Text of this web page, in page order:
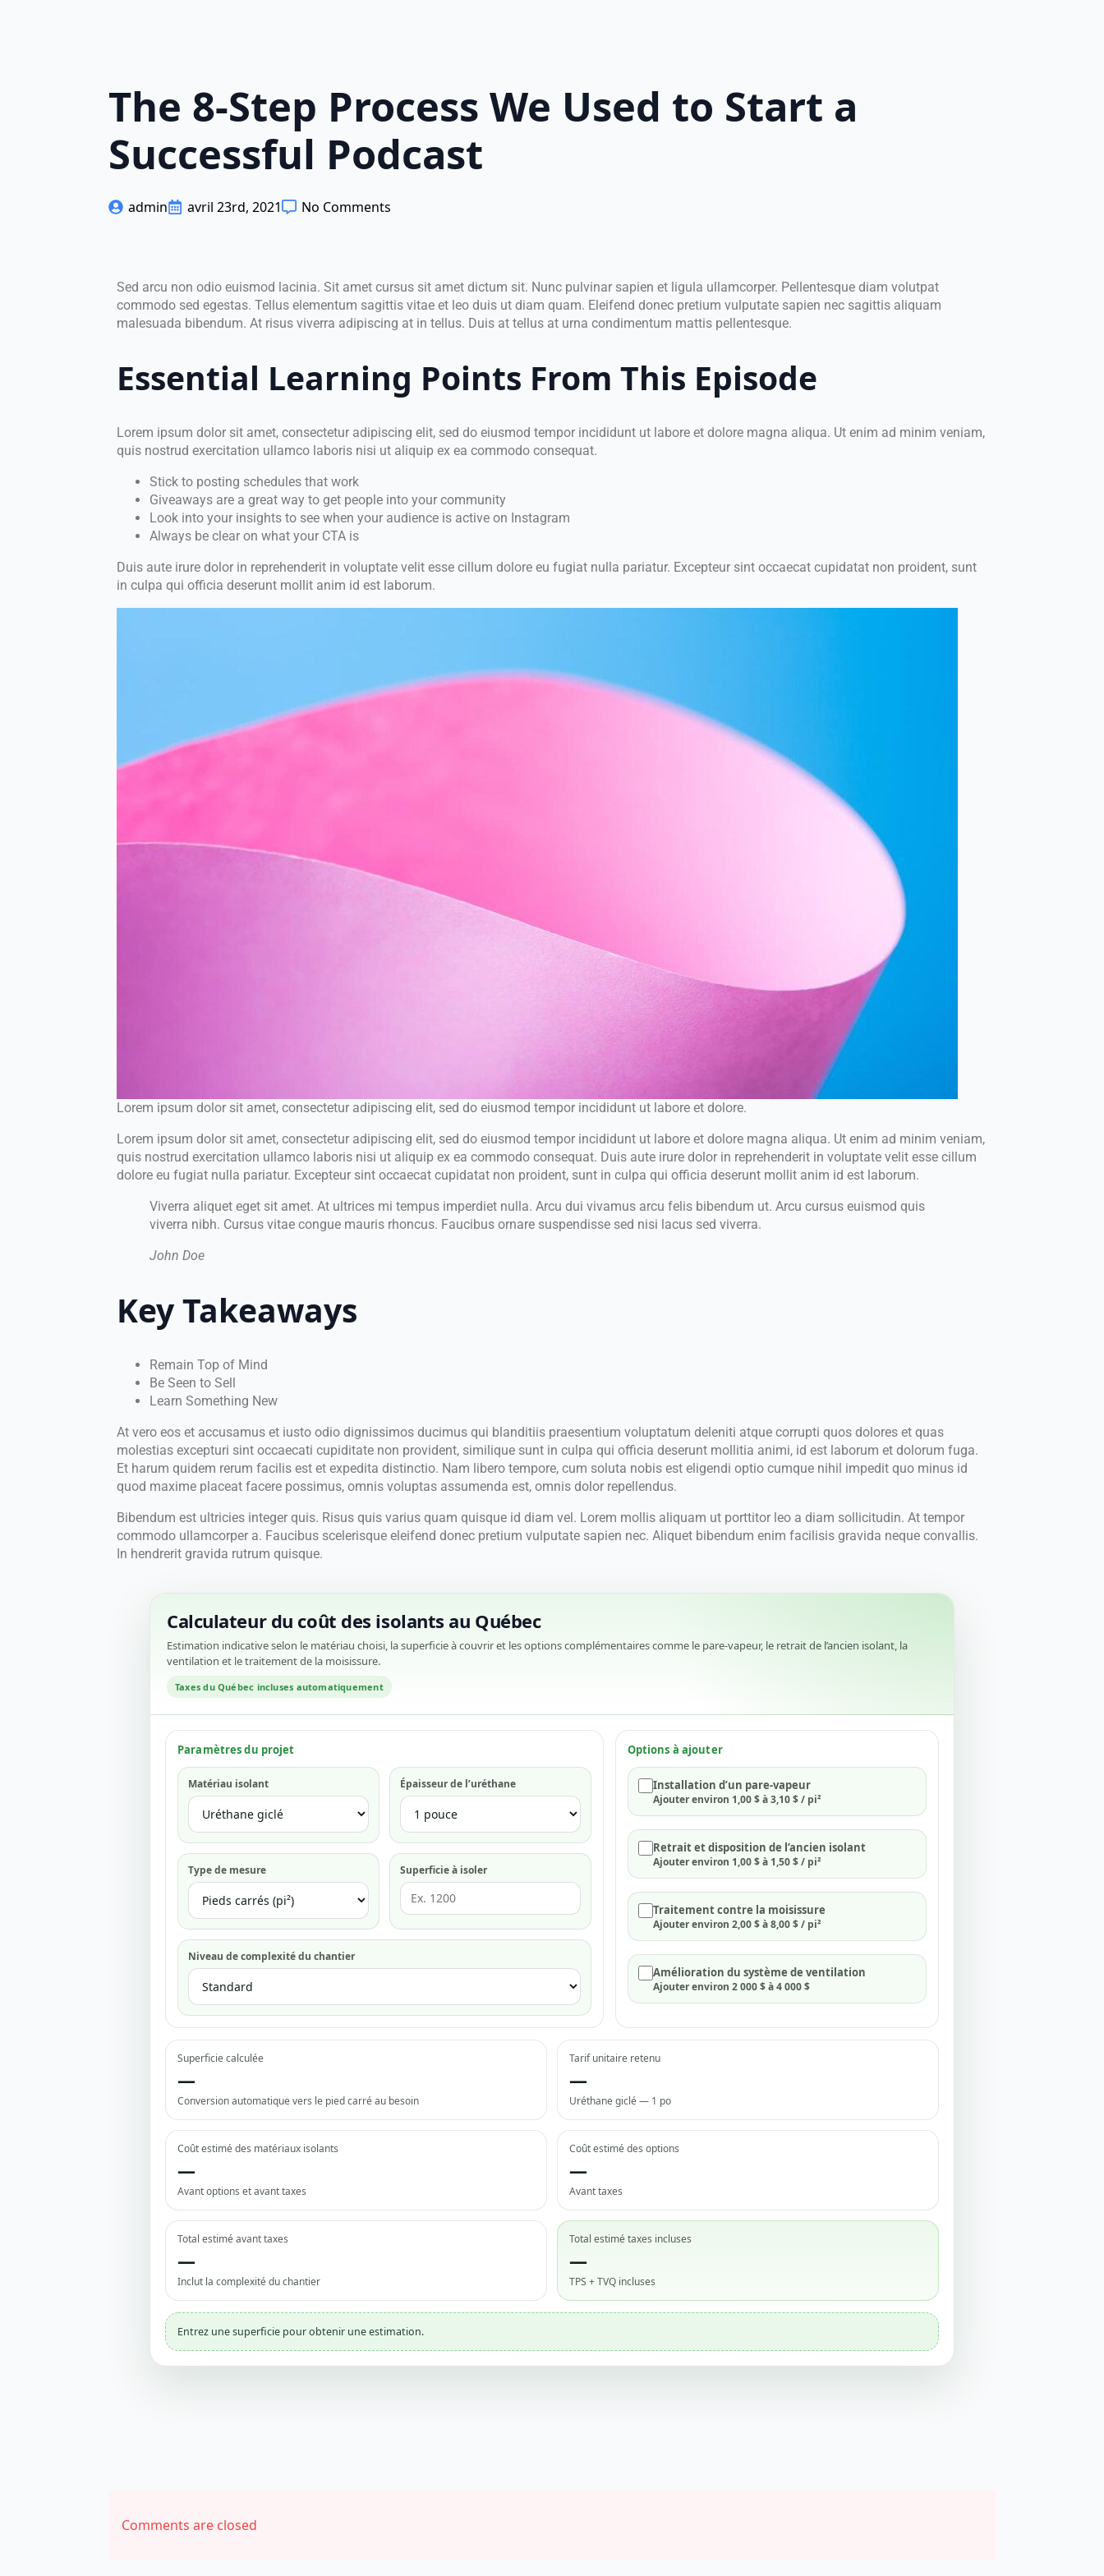
The 8-Step Process We Used to Start a
Successful Podcast
admin avril 23rd, 2021 No Comments
Sed arcu non odio euismod lacinia. Sit amet cursus sit amet dictum sit. Nunc pulvinar sapien et ligula ullamcorper. Pellentesque diam volutpat
commodo sed egestas. Tellus elementum sagittis vitae et leo duis ut diam quam. Eleifend donec pretium vulputate sapien nec sagittis aliquam
malesuada bibendum. At risus viverra adipiscing at in tellus. Duis at tellus at urna condimentum mattis pellentesque.
Essential Learning Points From This Episode
Lorem ipsum dolor sit amet, consectetur adipiscing elit, sed do eiusmod tempor incididunt ut labore et dolore magna aliqua. Ut enim ad minim veniam,
quis nostrud exercitation ullamco laboris nisi ut aliquip ex ea commodo consequat.
Stick to posting schedules that work
Giveaways are a great way to get people into your community
Look into your insights to see when your audience is active on Instagram
Always be clear on what your CTA is
Duis aute irure dolor in reprehenderit in voluptate velit esse cillum dolore eu fugiat nulla pariatur. Excepteur sint occaecat cupidatat non proident, sunt
in culpa qui officia deserunt mollit anim id est laborum.
Lorem ipsum dolor sit amet, consectetur adipiscing elit, sed do eiusmod tempor incididunt ut labore et dolore.
Lorem ipsum dolor sit amet, consectetur adipiscing elit, sed do eiusmod tempor incididunt ut labore et dolore magna aliqua. Ut enim ad minim veniam,
quis nostrud exercitation ullamco laboris nisi ut aliquip ex ea commodo consequat. Duis aute irure dolor in reprehenderit in voluptate velit esse cillum
dolore eu fugiat nulla pariatur. Excepteur sint occaecat cupidatat non proident, sunt in culpa qui officia deserunt mollit anim id est laborum.
Viverra aliquet eget sit amet. At ultrices mi tempus imperdiet nulla. Arcu dui vivamus arcu felis bibendum ut. Arcu cursus euismod quis
viverra nibh. Cursus vitae congue mauris rhoncus. Faucibus ornare suspendisse sed nisi lacus sed viverra.
John Doe
Key Takeaways
Remain Top of Mind
Be Seen to Sell
Learn Something New
At vero eos et accusamus et iusto odio dignissimos ducimus qui blanditiis praesentium voluptatum deleniti atque corrupti quos dolores et quas
molestias excepturi sint occaecati cupiditate non provident, similique sunt in culpa qui officia deserunt mollitia animi, id est laborum et dolorum fuga.
Et harum quidem rerum facilis est et expedita distinctio. Nam libero tempore, cum soluta nobis est eligendi optio cumque nihil impedit quo minus id
quod maxime placeat facere possimus, omnis voluptas assumenda est, omnis dolor repellendus.
Bibendum est ultricies integer quis. Risus quis varius quam quisque id diam vel. Lorem mollis aliquam ut porttitor leo a diam sollicitudin. At tempor
commodo ullamcorper a. Faucibus scelerisque eleifend donec pretium vulputate sapien nec. Aliquet bibendum enim facilisis gravida neque convallis.
In hendrerit gravida rutrum quisque.
Calculateur du coût des isolants au Québec
Estimation indicative selon le matériau choisi, la superficie à couvrir et les options complémentaires comme le pare-vapeur, le retrait de l’ancien isolant, la
ventilation et le traitement de la moisissure.
Taxes du Québec incluses automatiquement
Paramètres du projet
Matériau isolant Épaisseur de l’uréthane
Type de mesure Superficie à isoler
Niveau de complexité du chantier
Options à ajouter
Installation d’un pare-vapeur
Ajouter environ 1,00 $ à 3,10 $ / pi²
Retrait et disposition de l’ancien isolant
Ajouter environ 1,00 $ à 1,50 $ / pi²
Traitement contre la moisissure
Ajouter environ 2,00 $ à 8,00 $ / pi²
Amélioration du système de ventilation
Ajouter environ 2 000 $ à 4 000 $
Superficie calculée
—
Conversion automatique vers le pied carré au besoin
Tarif unitaire retenu
—
Uréthane giclé — 1 po
Coût estimé des matériaux isolants
—
Avant options et avant taxes
Coût estimé des options
—
Avant taxes
Total estimé avant taxes
—
Inclut la complexité du chantier
Total estimé taxes incluses
—
TPS + TVQ incluses
Entrez une superficie pour obtenir une estimation.
Comments are closed